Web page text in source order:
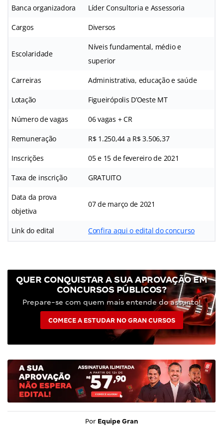
Banca organizadora Líder Consultoria e Assessoria
Cargos Diversos
Escolaridade
Níveis fundamental, médio e
superior
Carreiras Administrativa, educação e saúde
Lotação Figueirópolis D’Oeste MT
Número de vagas 06 vagas + CR
Remuneração R$ 1.250,44 a R$ 3.506,37
Inscrições 05 e 15 de fevereiro de 2021
Taxa de inscrição GRATUITO
Data da prova
objetiva
07 de março de 2021
Link do edital Confira aqui o edital do concurso
QUER CONQUISTAR A SUA APROVAÇÃO EM
CONCURSOS PÚBLICOS?
Prepare-se com quem mais entende do assunto!
COMECE A ESTUDAR NO GRAN CURSOS
Por Equipe Gran